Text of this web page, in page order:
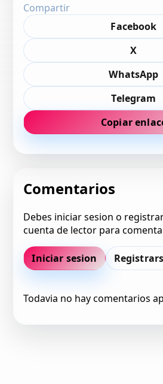
Compartir
Facebook
X
WhatsApp
Telegram
Copiar
Comentarios
Debes iniciar sesion o
cuenta de lector para
Iniciar sesion
Todavia no hay comentarios